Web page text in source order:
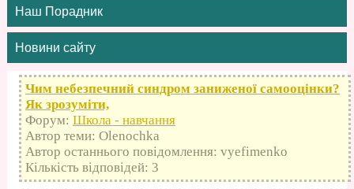
Наш Порадник
Новини сайту
Чим небезпечний синдром заниженої самооцінки?
Як зрозуміти,
Форум: Школа - навчання
Автор теми: Olenochka
Автор останнього повідомлення: vyefimenko
Кількість відповідей: 3